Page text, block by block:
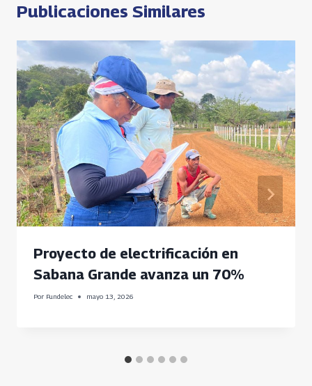
Publicaciones Similares
Proyecto de electrificación en
Sabana Grande avanza un 70%
Por Fundelec mayo 13, 2026